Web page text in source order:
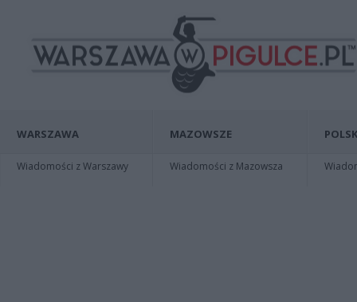
WARSZAWA
Wiadomości z Warszawy
MAZOWSZE
Wiadomości z Mazowsza